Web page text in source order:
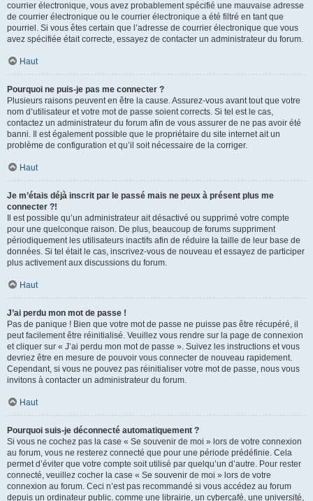
courrier électronique, vous avez probablement spécifié une mauvaise adresse
de courrier électronique ou le courrier électronique a été filtré en tant que
pourriel. Si vous êtes certain que l’adresse de courrier électronique que vous
avez spécifiée était correcte, essayez de contacter un administrateur du forum.
Haut
Pourquoi ne puis-je pas me connecter ?
Plusieurs raisons peuvent en être la cause. Assurez-vous avant tout que votre
nom d’utilisateur et votre mot de passe soient corrects. Si tel est le cas,
contactez un administrateur du forum afin de vous assurer de ne pas avoir été
banni. Il est également possible que le propriétaire du site internet ait un
problème de configuration et qu’il soit nécessaire de la corriger.
Haut
Je m’étais déjà inscrit par le passé mais ne peux à présent plus me
connecter ?!
Il est possible qu’un administrateur ait désactivé ou supprimé votre compte
pour une quelconque raison. De plus, beaucoup de forums suppriment
périodiquement les utilisateurs inactifs afin de réduire la taille de leur base de
données. Si tel était le cas, inscrivez-vous de nouveau et essayez de participer
plus activement aux discussions du forum.
Haut
J’ai perdu mon mot de passe !
Pas de panique ! Bien que votre mot de passe ne puisse pas être récupéré, il
peut facilement être réinitialisé. Veuillez vous rendre sur la page de connexion
et cliquer sur « J’ai perdu mon mot de passe ». Suivez les instructions et vous
devriez être en mesure de pouvoir vous connecter de nouveau rapidement.
Cependant, si vous ne pouvez pas réinitialiser votre mot de passe, nous vous
invitons à contacter un administrateur du forum.
Haut
Pourquoi suis-je déconnecté automatiquement ?
Si vous ne cochez pas la case « Se souvenir de moi » lors de votre connexion
au forum, vous ne resterez connecté que pour une période prédéfinie. Cela
permet d’éviter que votre compte soit utilisé par quelqu’un d’autre. Pour rester
connecté, veuillez cocher la case « Se souvenir de moi » lors de votre
connexion au forum. Ceci n’est pas recommandé si vous accédez au forum
depuis un ordinateur public, comme une librairie, un cybercafé, une université,